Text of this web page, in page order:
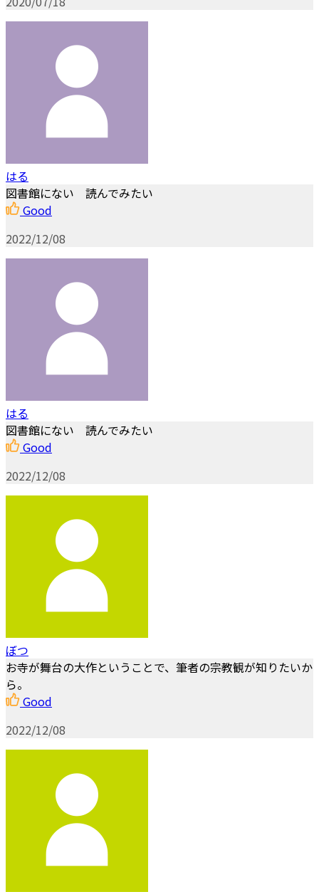
はる
図書館にない 読んでみたい
Good
2022/12/08
はる
図書館にない 読んでみたい
Good
2022/12/08
ぼつ
お寺が舞台の大作ということで、筆者の宗教観が知りたいか
ら。
Good
2022/12/08